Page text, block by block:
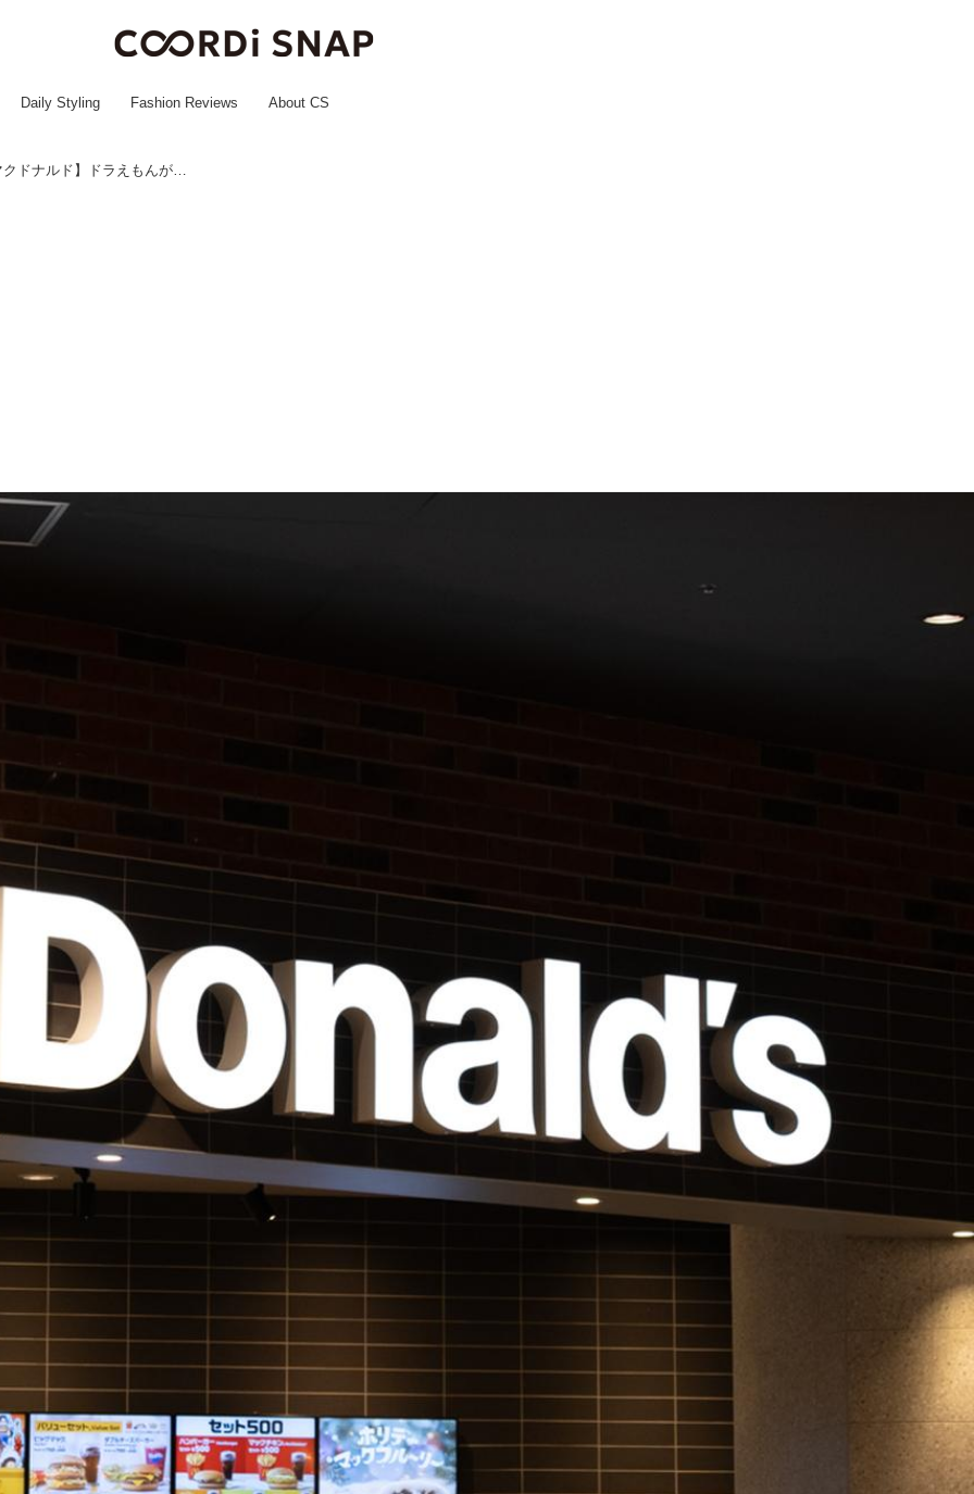
Daily Styling Fashion Reviews About CS
めっちゃ可愛いーーーッッ♡【マクドナルド】ドラえもんが「ハッピーセット」になって新登場！